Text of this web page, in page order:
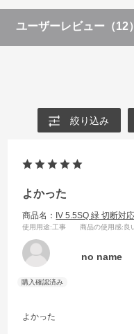
ユーザーレビュー （12）
絞り込み
よかった
商品名： IV 5.5SQ 緑 切断対
使用用途:工事 商品の使用感:良
no name
よかった